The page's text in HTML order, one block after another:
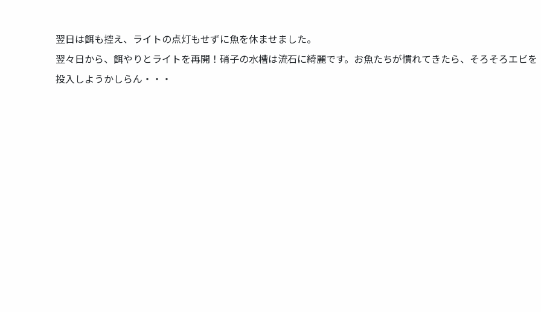
翌日は餌も控え、ライトの点灯もせずに魚を休ませました。
翌々日から、餌やりとライトを再開！硝子の水槽は流石に綺麗です。お魚たちが慣れてきたら、そろそろエビを
投入しようかしらん・・・